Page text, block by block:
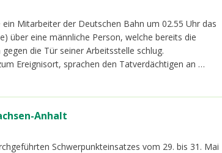
Mitarbeiter der Deutschen Bahn um 02.55 Uhr das
über eine männliche Person, welche bereits die
die Tür seiner Arbeitsstelle schlug.
Ereignisort, sprachen den Tatverdächtigen an …
Anhalt
Schwerpunkteinsatzes vom 29. bis 31. Mai